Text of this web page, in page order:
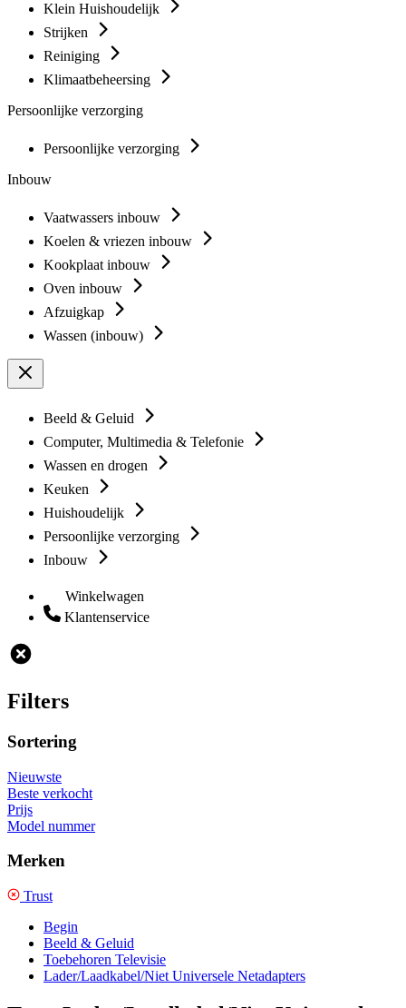
Klein Huishoudelijk
Strijken
Reiniging
Klimaatbeheersing
Persoonlijke verzorging
Persoonlijke verzorging
Inbouw
Vaatwassers inbouw
Koelen & vriezen inbouw
Kookplaat inbouw
Oven inbouw
Afzuigkap
Wassen (inbouw)
Beeld & Geluid
Computer, Multimedia & Telefonie
Wassen en drogen
Keuken
Huishoudelijk
Persoonlijke verzorging
Inbouw
Winkelwagen
Klantenservice
Filters
Sortering
Nieuwste
Beste verkocht
Prijs
Model nummer
Merken
Trust
Begin
Beeld & Geluid
Toebehoren Televisie
Lader/Laadkabel/Niet Universele Netadapters